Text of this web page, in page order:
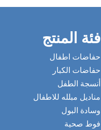
فئة المنتج
حفاضات اطفال
حفاضات الكبار
أنسجة الطفل
مناديل مبلله للاطفال
وسادة البول
فوط صحية